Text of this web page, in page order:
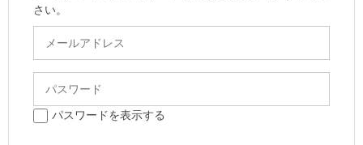
さい。
パスワードを表示する